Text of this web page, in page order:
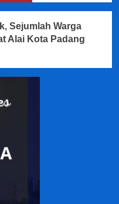
Sejumlah Warga
Alai Kota Padang